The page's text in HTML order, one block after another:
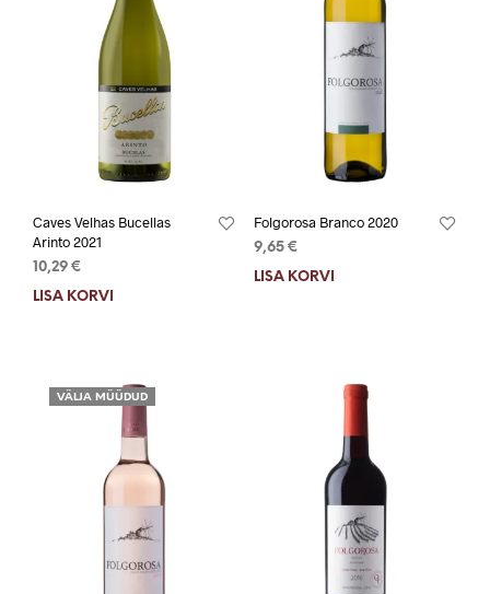
Caves Velhas Bucellas
Arinto 2021
10,29 €
LISA KORVI
Folgorosa Branco 2020
9,65 €
LISA KORVI
VÄLJA MÜÜDUD